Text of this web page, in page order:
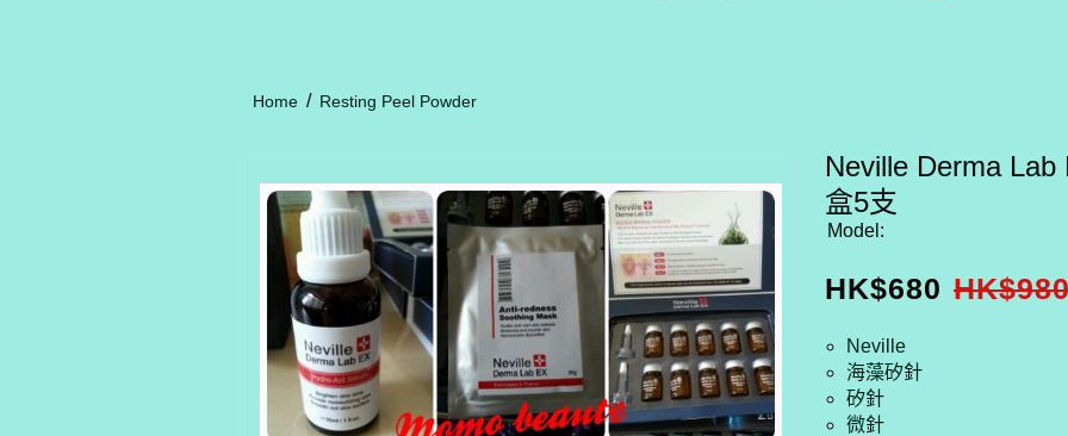
Home / Resting Peel Powder
Neville Derma
盒5支
Model:
HK$680 HK$
Neville
海藻矽針
矽針
微針